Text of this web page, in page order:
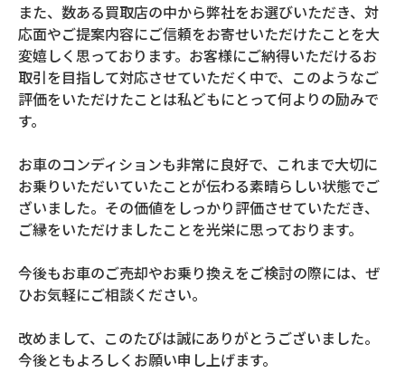
また、数ある買取店の中から弊社をお選びいただき、対
応面やご提案内容にご信頼をお寄せいただけたことを大
変嬉しく思っております。お客様にご納得いただけるお
取引を目指して対応させていただく中で、このようなご
評価をいただけたことは私どもにとって何よりの励みで
す。
お車のコンディションも非常に良好で、これまで大切に
お乗りいただいていたことが伝わる素晴らしい状態でご
ざいました。その価値をしっかり評価させていただき、
ご縁をいただけましたことを光栄に思っております。
今後もお車のご売却やお乗り換えをご検討の際には、ぜ
ひお気軽にご相談ください。
改めまして、このたびは誠にありがとうございました。
今後ともよろしくお願い申し上げます。